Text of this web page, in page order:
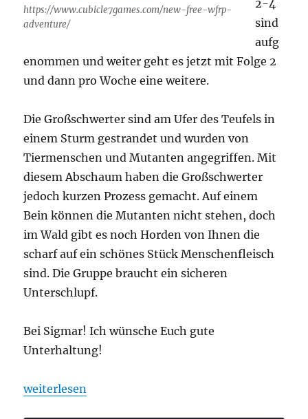
https://www.cubicle7games.com/new-free-wfrp-
adventure/
2-4
sind
aufg
enommen und weiter geht es jetzt mit Folge 2
und dann pro Woche eine weitere.
Die Großschwerter sind am Ufer des Teufels in
einem Sturm gestrandet und wurden von
Tiermenschen und Mutanten angegriffen. Mit
diesem Abschaum haben die Großschwerter
jedoch kurzen Prozess gemacht. Auf einem
Bein können die Mutanten nicht stehen, doch
im Wald gibt es noch Horden von Ihnen die
scharf auf ein schönes Stück Menschenfleisch
sind. Die Gruppe braucht ein sicheren
Unterschlupf.
Bei Sigmar! Ich wünsche Euch gute
Unterhaltung!
„Ohrhammer Fantasy “Night of Blood” Folge 2“
weiterlesen